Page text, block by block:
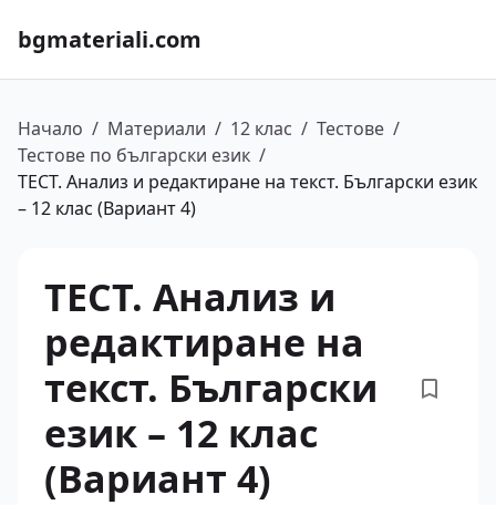
bgmateriali.com
Начало / Материали / 12 клас / Тестове /
Тестове по български език /
ТЕСТ. Анализ и редактиране на текст. Български език
– 12 клас (Вариант 4)
ТЕСТ. Анализ и
редактиране на
текст. Български
език – 12 клас
(Вариант 4)